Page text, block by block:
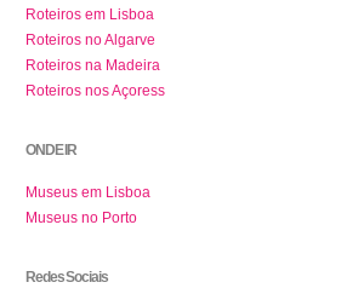
Roteiros em Lisboa
Roteiros no Algarve
Roteiros na Madeira
Roteiros nos Açoress
ONDE IR
Museus em Lisboa
Museus no Porto
Redes Sociais